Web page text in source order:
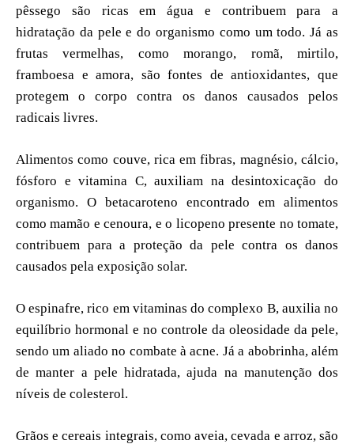
pêssego são ricas em água e contribuem para a
hidratação da pele e do organismo como um todo. Já as
frutas vermelhas, como morango, romã, mirtilo,
framboesa e amora, são fontes de antioxidantes, que
protegem o corpo contra os danos causados pelos
radicais livres.
Alimentos como couve, rica em fibras, magnésio, cálcio,
fósforo e vitamina C, auxiliam na desintoxicação do
organismo. O betacaroteno encontrado em alimentos
como mamão e cenoura, e o licopeno presente no tomate,
contribuem para a proteção da pele contra os danos
causados pela exposição solar.
O espinafre, rico em vitaminas do complexo B, auxilia no
equilíbrio hormonal e no controle da oleosidade da pele,
sendo um aliado no combate à acne. Já a abobrinha, além
de manter a pele hidratada, ajuda na manutenção dos
níveis de colesterol.
Grãos e cereais integrais, como aveia, cevada e arroz, são